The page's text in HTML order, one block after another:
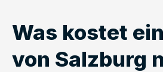
Was kostet
von Salzburg